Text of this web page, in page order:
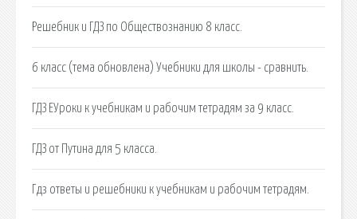
Решебник и ГДЗ по Обществознанию 8 класс.
6 класс (тема обновлена) Учебники для школы - сравнить.
ГДЗ ЕУроки к учебникам и рабочим тетрадям за 9 класс.
ГДЗ от Путина для 5 класса.
Гдз ответы и решебники к учебникам и рабочим тетрадям.